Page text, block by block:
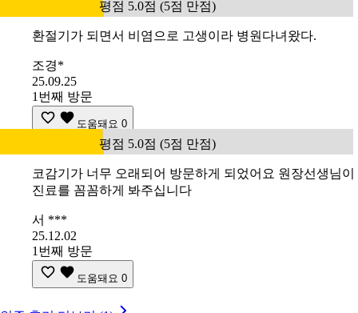
평점 5.0점 (5점 만점)
환절기가 되면서 비염으로 고생이라 병원다녀왔다.
조경*
25.09.25
1번째 방문
도움돼요 0
평점 5.0점 (5점 만점)
코감기가 너무 오래되어 방문하게 되었어요 원장선생님이
진료를 꼼꼼하게 봐주십니다
서 ***
25.12.02
1번째 방문
도움돼요 0